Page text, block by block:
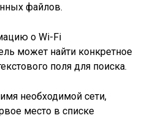
файлов.
о Wi-Fi
может найти конкретное
поля для поиска.
необходимой сети,
место в списке